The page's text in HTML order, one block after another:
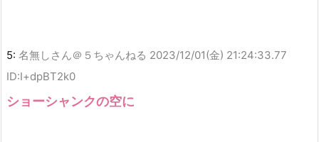
5: 名無しさん＠５ちゃんねる 2023/12/01(金) 21:24:33.77
ID:I+dpBT2k0
ショーシャンクの空に